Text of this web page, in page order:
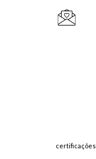
certificações